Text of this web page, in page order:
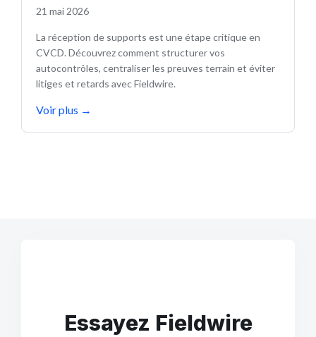
terrain
21 mai 2026
La réception de supports est une étape critique en
CVCD. Découvrez comment structurer vos
autocontrôles, centraliser les preuves terrain et éviter
litiges et retards avec Fieldwire.
Voir plus →
Essayez Fieldwire